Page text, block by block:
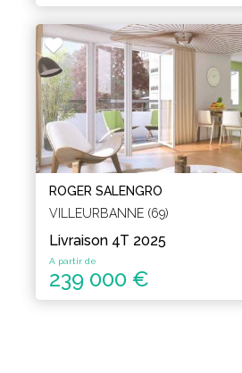
ROGER SALENGRO
VILLEURBANNE (69)
Livraison 4T 2025
A partir de
239 000 €